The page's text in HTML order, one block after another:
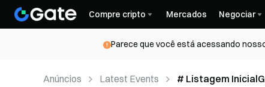
Compre cripto Mercados Negociar
Parece que você está acessando
Anúncios Latest Events
# Listagem